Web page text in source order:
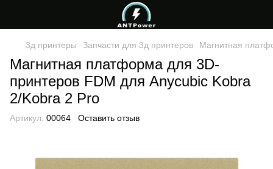
3д принтеры Запчасти для 3д принтеров Магнитная
Магнитная платформа для 3D-
принтеров FDM для Аnycubic Kobra
2/Kobra 2 Pro
Артикул: 00064 Оставить отзыв